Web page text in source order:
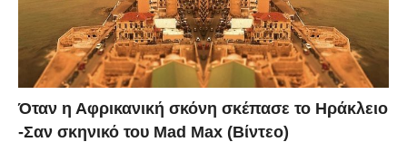
Όταν η Αφρικανική σκόνη σκέπασε το Ηράκλειο
-Σαν σκηνικό του Mad Max (Βίντεο)